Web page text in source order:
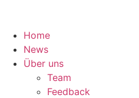
Home
News
Über uns
Team
Feedback